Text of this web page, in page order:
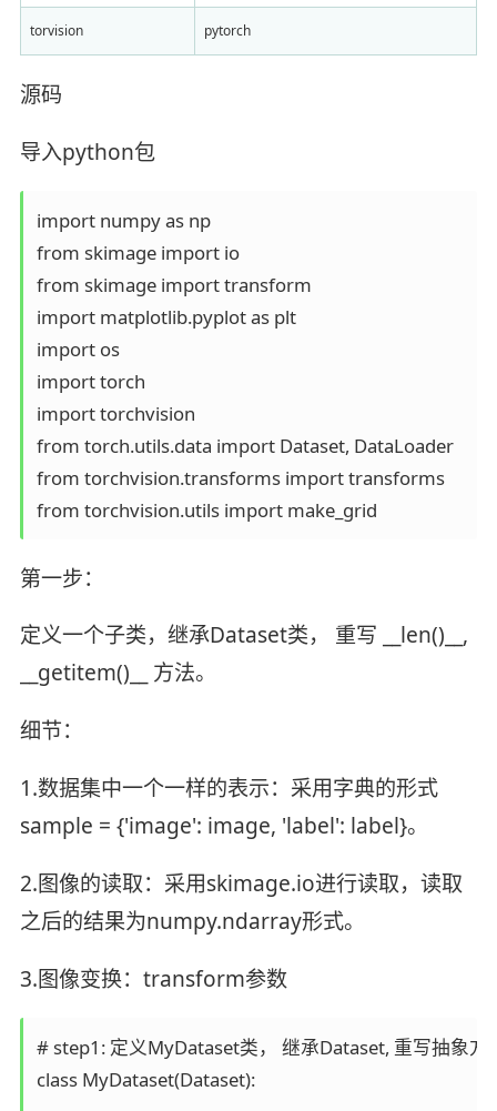
torvision pytorch
源码
导入python包
import numpy as np
from skimage import io
from skimage import transform
import matplotlib.pyplot as plt
import os
import torch
import torchvision
from torch.utils.data import Dataset, DataLoader
from torchvision.transforms import transforms
第一步：
定义一个子类，继承Dataset类， 重写 __len()__,
__getitem()__ 方法。
细节：
1.数据集中一个一样的表示：采用字典的形式
sample = {'image': image, 'label': label}。
2.图像的读取：采用skimage.io进行读取，读取
之后的结果为numpy.ndarray形式。
3.图像变换：transform参数
# step1: 定义MyDataset类， 继承Dataset, 重写抽象方
class MyDataset(Dataset):